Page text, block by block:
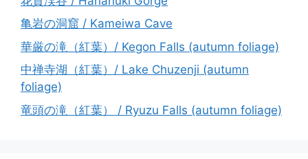
亀岩の洞窟 / Kameiwa Cave
華厳の滝（紅葉）/ Kegon Falls (autumn foliage)
中禅寺湖（紅葉）/ Lake Chuzenji (autumn
foliage)
竜頭の滝（紅葉） / Ryuzu Falls (autumn foliage)